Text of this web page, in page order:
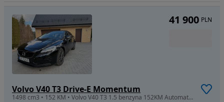
Volvo V40 T3 Drive-E Momentum
1498 cm3 • 152 KM • Volvo V40 T3 1.5 benzyna 152KM Automat 2018 S.POLSKA
41 900 PLN